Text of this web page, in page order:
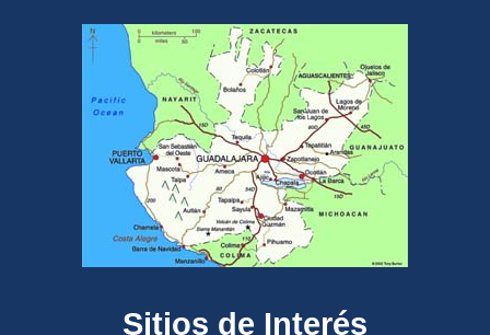
Sitios de Interés